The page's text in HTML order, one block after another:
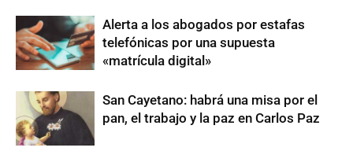
Alerta a los abogados por estafas
telefónicas por una supuesta
«matrícula digital»
San Cayetano: habrá una misa por el
pan, el trabajo y la paz en Carlos Paz